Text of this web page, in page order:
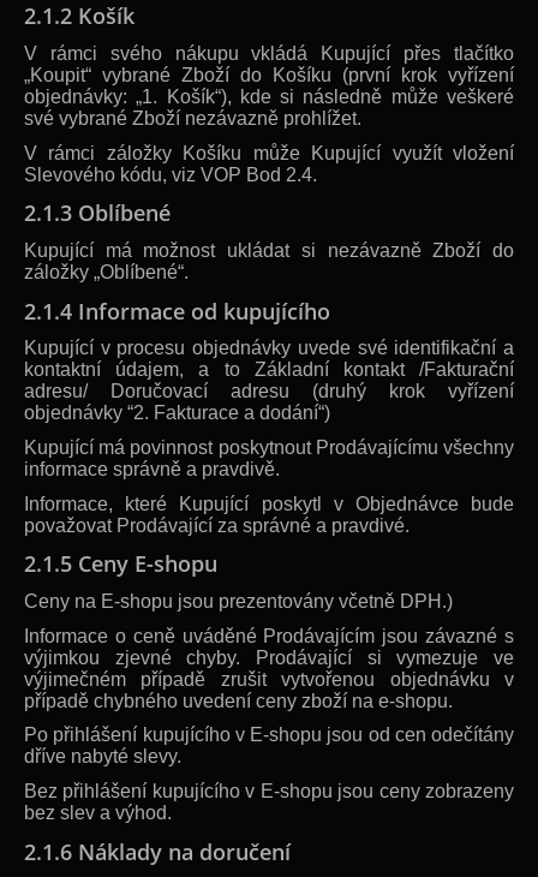
2.1.2 Košík
V rámci svého nákupu vkládá Kupující přes tlačítko
„Koupit“ vybrané Zboží do Košíku (první krok vyřízení
objednávky: „1. Košík“), kde si následně může veškeré
své vybrané Zboží nezávazně prohlížet.
V rámci záložky Košíku může Kupující využít vložení
Slevového kódu, viz VOP Bod 2.4.
2.1.3 Oblíbené
Kupující má možnost ukládat si nezávazně Zboží do
záložky „Oblíbené“.
2.1.4 Informace od kupujícího
Kupující v procesu objednávky uvede své identifikační a
kontaktní údajem, a to Základní kontakt /Fakturační
adresu/ Doručovací adresu (druhý krok vyřízení
objednávky “2. Fakturace a dodání“)
Kupující má povinnost poskytnout Prodávajícímu všechny
informace správně a pravdivě.
Informace, které Kupující poskytl v Objednávce bude
považovat Prodávající za správné a pravdivé.
2.1.5 Ceny E-shopu
Ceny na E-shopu jsou prezentovány včetně DPH.)
Informace o ceně uváděné Prodávajícím jsou závazné s
výjimkou zjevné chyby. Prodávající si vymezuje ve
výjimečném případě zrušit vytvořenou objednávku v
případě chybného uvedení ceny zboží na e-shopu.
Po přihlášení kupujícího v E-shopu jsou od cen odečítány
dříve nabyté slevy.
Bez přihlášení kupujícího v E-shopu jsou ceny zobrazeny
bez slev a výhod.
2.1.6 Náklady na doručení